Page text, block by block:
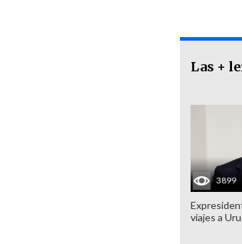
Las +
3899
viajes a